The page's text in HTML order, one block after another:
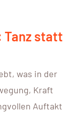
Tanz statt
was in der
Kraft
Auftakt